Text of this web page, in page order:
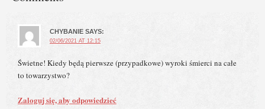
CHYBANIE SAYS:
02/06/2021 AT 12:15
Świetne! Kiedy będą pierwsze (przypadkowe) wyroki śmierci na całe
to towarzystwo?
Zaloguj się, aby odpowiedzieć